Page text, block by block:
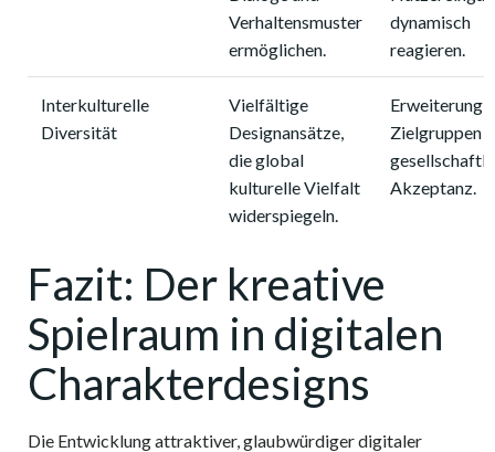
Verhaltensmuster
ermöglichen.
dynamisch
reagieren.
Interkulturelle
Diversität
Vielfältige
Designansätze,
die global
kulturelle Vielfalt
widerspiegeln.
Erweiterung
Zielgruppen
Akzeptanz.
Fazit: Der kreative
Spielraum in digitalen
Charakterdesigns
Die Entwicklung attraktiver, glaubwürdiger digitaler